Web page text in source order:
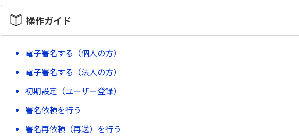
操作ガイド
電子署名する（個人の方）
電子署名する（法人の方）
初期設定（ユーザー登録）
署名依頼を行う
署名再依頼（再送）を行う